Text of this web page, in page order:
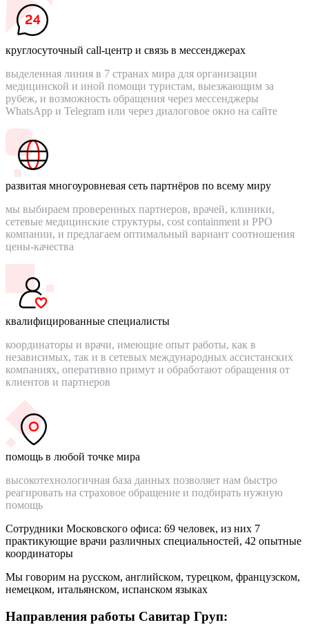
круглосуточный call-центр и связь в мессенджерах
выделенная линия в 7 странах мира для организации
медицинской и иной помощи туристам, выезжающим за
рубеж, и возможность обращения через мессенджеры
WhatsApp и Telegram или через диалоговое окно на сайте
развитая многоуровневая сеть партнёров по всему миру
мы выбираем проверенных партнеров, врачей, клиники,
сетевые медицинские структуры, cost containment и PPO
компании, и предлагаем оптимальный вариант соотношения
цены-качества
квалифицированные специалисты
координаторы и врачи, имеющие опыт работы, как в
независимых, так и в сетевых международных ассистанских
компаниях, оперативно примут и обработают обращения от
клиентов и партнеров
помощь в любой точке мира
высокотехнологичная база данных позволяет нам быстро
реагировать на страховое обращение и подбирать нужную
помощь
Сотрудники Московского офиса: 69 человек, из них 7
практикующие врачи различных специальностей, 42 опытные
координаторы
Мы говорим на русском, английском, турецком, французском,
немецком, итальянском, испанском языках
Направления работы Савитар Груп: